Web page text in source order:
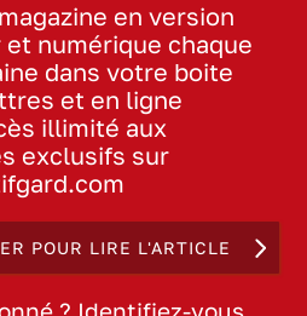
en version
et numérique chaque
dans votre boite
et en ligne
illimité aux
exclusifs sur
POUR LIRE L'ARTICLE
? Identifiez-vous